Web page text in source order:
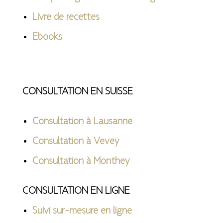
Livre de recettes
Ebooks
CONSULTATION EN SUISSE
Consultation à Lausanne
Consultation à Vevey
Consultation à Monthey
CONSULTATION EN LIGNE
Suivi sur-mesure en ligne